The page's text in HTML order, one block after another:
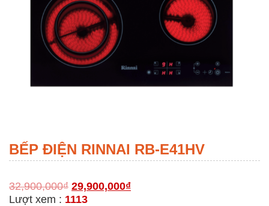
BẾP ĐIỆN RINNAI RB-E41HV
32,900,000₫ 29,900,000₫
Lượt xem : 1113